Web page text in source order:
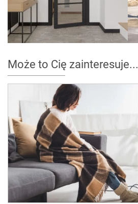
Może to Cię zainteresuje...